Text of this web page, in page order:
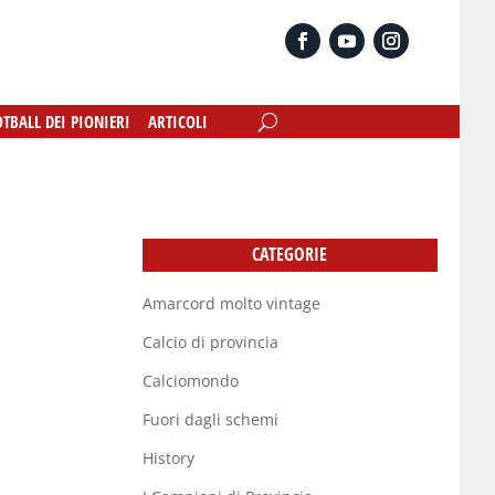
DEI PIONIERI ARTICOLI
DEI PIONIERI ARTICOLI
CATEGORIE
Amarcord molto vintage
Calcio di provincia
Calciomondo
Fuori dagli schemi
History